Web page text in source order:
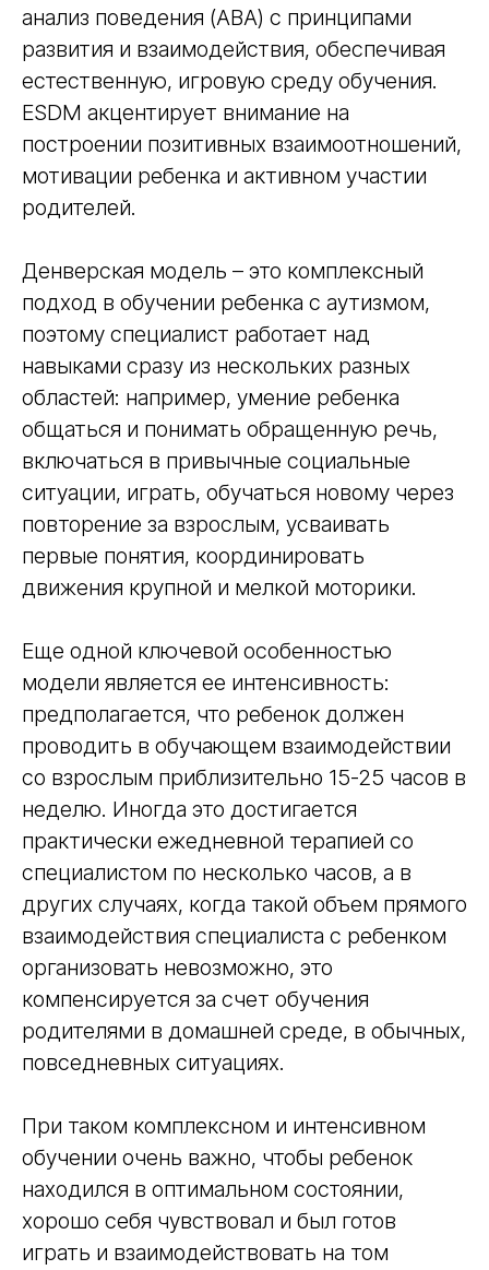
анализ поведения (ABA) с принципами
развития и взаимодействия, обеспечивая
естественную, игровую среду обучения.
ESDM акцентирует внимание на
построении позитивных взаимоотношений,
мотивации ребенка и активном участии
родителей.
Денверская модель – это комплексный
подход в обучении ребенка с аутизмом,
поэтому специалист работает над
навыками сразу из нескольких разных
областей: например, умение ребенка
общаться и понимать обращенную речь,
включаться в привычные социальные
ситуации, играть, обучаться новому через
повторение за взрослым, усваивать
первые понятия, координировать
движения крупной и мелкой моторики.
Еще одной ключевой особенностью
модели является ее интенсивность:
предполагается, что ребенок должен
проводить в обучающем взаимодействии
со взрослым приблизительно 15-25 часов в
неделю. Иногда это достигается
практически ежедневной терапией со
специалистом по несколько часов, а в
других случаях, когда такой объем прямого
взаимодействия специалиста с ребенком
организовать невозможно, это
компенсируется за счет обучения
родителями в домашней среде, в обычных,
повседневных ситуациях.
При таком комплексном и интенсивном
обучении очень важно, чтобы ребенок
находился в оптимальном состоянии,
хорошо себя чувствовал и был готов
играть и взаимодействовать на том